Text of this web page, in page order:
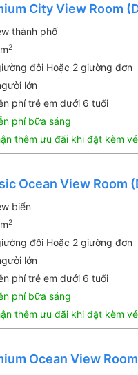
City View Room
thành phố
2
đôi Hoặc 2 giường đơn
lớn
phí trẻ em dưới 6 tuổi
phí bữa sáng
thêm ưu đãi khi đặt kèm
Ocean View Room
biển
2
đôi Hoặc 2 giường đơn
lớn
phí trẻ em dưới 6 tuổi
phí bữa sáng
thêm ưu đãi khi đặt kèm
Ocean View